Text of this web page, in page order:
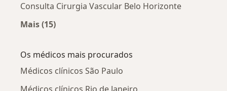
Consulta Cirurgia Vascular Belo Horizonte
Mais (15)
Os médicos mais procurados
Médicos clínicos São Paulo